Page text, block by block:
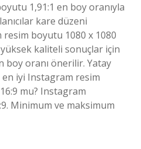
1,91:1 en boy oranıyla
kare düzeni
boyutu 1080 x 1080
kaliteli sonuçlar için
boy oranı önerilir. Yatay
iyi Instagram resim
mu? Instagram
Minimum ve maksimum